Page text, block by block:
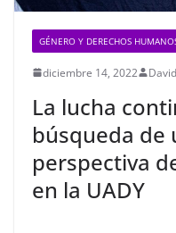
GÉNERO Y DERECHOS
diciembre 14, 2022
La lucha
búsqueda de
perspectiva
en la UADY